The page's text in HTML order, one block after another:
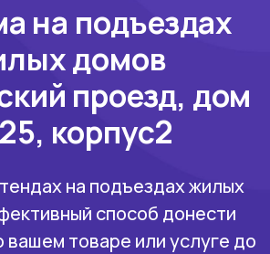
на подъездах
домов
проезд, дом
корпус2
на подъездах жилых
способ донести
товаре или услуге до